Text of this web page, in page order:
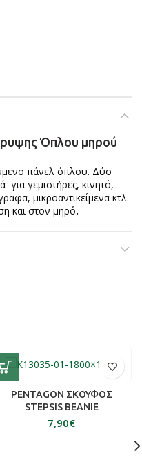
Όπλου μηρού
πάνελ όπλου. Δύο
για γεμιστήρες, κινητό,
μικροαντικείμενα κτλ.
και στον μηρό.
PENTAGON ΣΚΟΥΦΟΣ
STEPSIS BEANIE
€